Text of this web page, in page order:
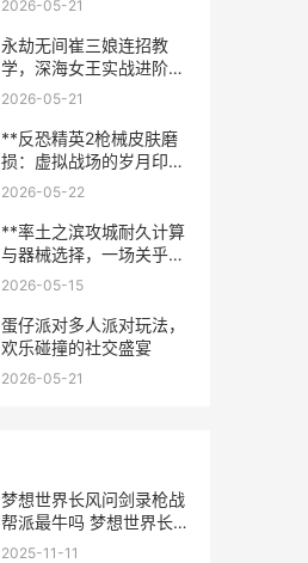
2026-05-21
永劫无间崔三娘连招教
学，深海女王实战进阶指
南
2026-05-21
**反恐精英2枪械皮肤磨
损：虚拟战场的岁月印记
**
2026-05-22
**率土之滨攻城耐久计算
与器械选择，一场关乎胜
负的精密博弈**
2026-05-15
蛋仔派对多人派对玩法，
欢乐碰撞的社交盛宴
2026-05-21
梦想世界长风问剑录枪战
帮派最牛吗 梦想世界长风
问剑录什么职业好玩
2025-11-11